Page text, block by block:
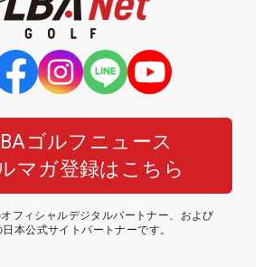
ゴルフニュース
マガ登録はこちら
フィシャルデジタルパートナー、および
日本公式サイトパートナーです。